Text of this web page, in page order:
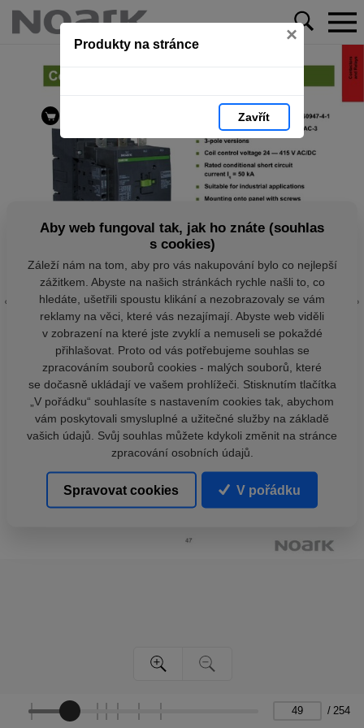
Produkty na stránce ×
Zavřít
/ 254
Aby web fungoval tak, jak ho znáte (souhlas
s cookies)
Záleží nám na tom, aby pro vás nakupování bylo co nejlepší
zážitkem. Abyste na našich stránkách rychle našli to, co
hledáte, ušetřili spoustu klikání a nezobrazovaly se vám
reklamy na věci, které vás nezajímají. Abyste web viděli
v zobrazení na které jste zvyklí a nemuseli se pokaždé
přihlašovat. Proto od vás potřebujeme souhlas se
zpracováním souborů cookies - malých souborů, které
se dočasně ukládají ve vašem prohlížeči. Stisknutím tlačítka
„V pořádku“ souhlasíte s nastavením cookies tak, abychom
vám poskytovali smysluplné a užitečné služby na základě
vašich údajů. Svůj souhlas můžete kdykoli změnit na stránce
zpracování osobních údajů.
Spravovat cookies V pořádku